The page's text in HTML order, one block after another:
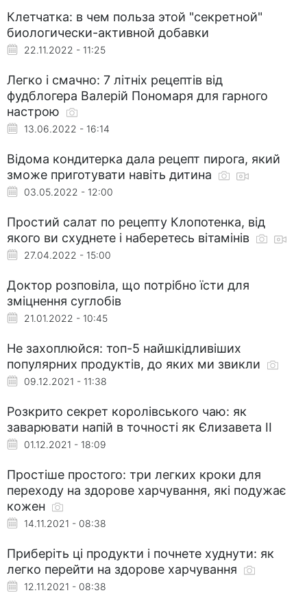
Клетчатка: в чем польза этой "секретной"
биологически-активной добавки
22.11.2022 - 11:25
Легко і смачно: 7 літніх рецептів від
фудблогера Валерій Пономаря для гарного
настрою
13.06.2022 - 16:14
Відома кондитерка дала рецепт пирога, який
зможе приготувати навіть дитина
03.05.2022 - 12:00
Простий салат по рецепту Клопотенка, від
якого ви схуднете і наберетесь вітамінів
27.04.2022 - 15:00
Доктор розповіла, що потрібно їсти для
зміцнення суглобів
21.01.2022 - 10:45
Не захоплюйся: топ-5 найшкідливіших
популярних продуктів, до яких ми звикли
09.12.2021 - 11:38
Розкрито секрет королівського чаю: як
заварювати напій в точності як Єлизавета II
01.12.2021 - 18:09
Простіше простого: три легких кроки для
переходу на здорове харчування, які подужає
кожен
14.11.2021 - 08:38
Приберіть ці продукти і почнете худнути: як
легко перейти на здорове харчування
12.11.2021 - 08:38